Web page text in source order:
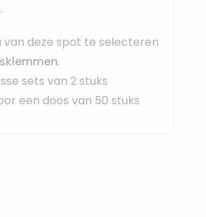
deze spot te selecteren
.
sets van 2 stuks
een doos van 50 stuks